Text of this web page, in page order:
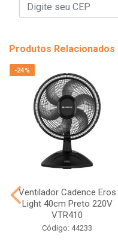
Produtos Relacionados
-24%
Ventilador Cadence Eros
Light 40cm Preto 220V
VTR410
Código: 44233